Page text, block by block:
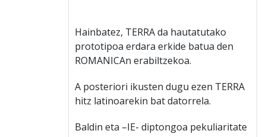
Hainbatez, TERRA da hautatutako
prototipoa erdara erkide batua den
ROMANICAn erabiltzekoa.
A posteriori ikusten dugu ezen TERRA
hitz latinoarekin bat datorrela.
Baldin eta –IE- diptongoa pekuliaritate